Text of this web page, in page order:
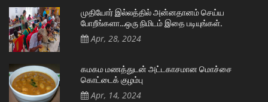
முதியோர் இல்லத்தில் அன்னதானம் செய்ய
போறீங்களா…ஒரு நிமிடம் இதை படியுங்கள்.
Apr, 28, 2024
கமகம மணத்துடன் அட்டகாசமான மொச்சை
கொட்டைக் குழம்பு
Apr, 14, 2024